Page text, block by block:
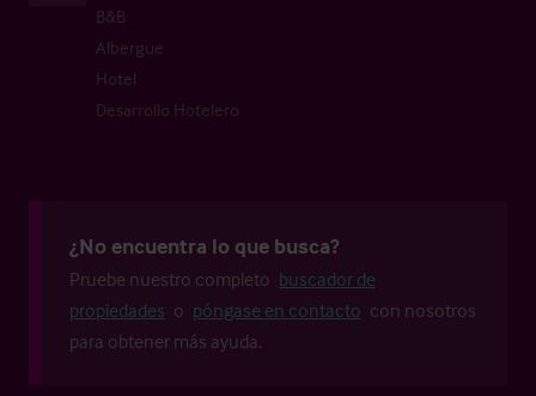
B&B
Albergue
Hotel
Desarrollo Hotelero
¿No encuentra lo que busca?
Pruebe nuestro completo buscador de
propiedades o póngase en contacto con nosotros
para obtener más ayuda.